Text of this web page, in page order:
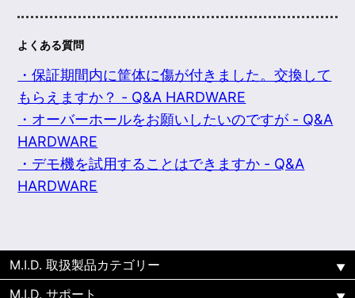
よくある質問
・保証期間内に筐体に傷が付きました。交換して
もらえますか？ - Q&A HARDWARE
・オーバーホールをお願いしたいのですが - Q&A
HARDWARE
・デモ機を試用することはできますか - Q&A
HARDWARE
M.I.D. 取扱製品カテゴリー
M.I.D. サポート